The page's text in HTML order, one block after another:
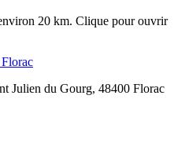
Gazole
20 km. Clique pour ouvrir
Julien du Gourg, 48400 Florac